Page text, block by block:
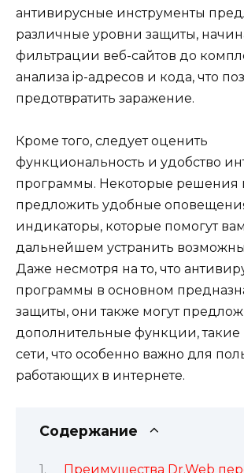
антивирусные инструменты
различные уровни защиты,
фильтрации веб-сайтов до
анализа ip-адресов и кода, что
предотвратить заражение.
Кроме того, следует оценить
функциональность и удобство
программы. Некоторые решения
предложить удобные
индикаторы, которые помогут
дальнейшем устранить
Даже несмотря на то, что
программы в основном
защиты, они также могут
дополнительные функции, такие
сети, что особенно важно для
работающих в интернете.
Содержание
Преимущества Dr.Web